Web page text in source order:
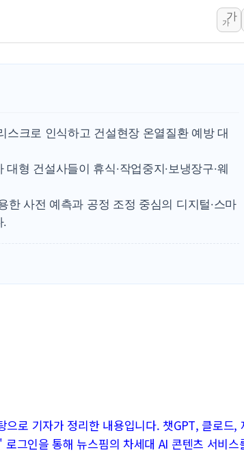
서울 중랑구 주택가
李대통령 "결혼 때
추미애, '위안부' 피
인천서 말다툼 중
'화합' 꺼낸 김민석
가
가
크로 인식하고 건설현장 온열질환 예방 대
형 건설사들이 휴식·작업중지·보냉장구·웨
한 사전 예측과 공정 조정 중심의 디지털·스마
.
로 기자가 정리한 내용입니다. 챗GPT, 클로드,
그인을 통해 뉴스핌의 차세대 AI 콘텐츠 서비스